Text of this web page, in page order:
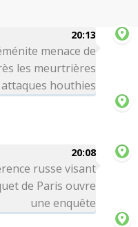
20:13
menace de
les meurtrières
attaques houthies
20:08
russe visant
de Paris ouvre
une enquête